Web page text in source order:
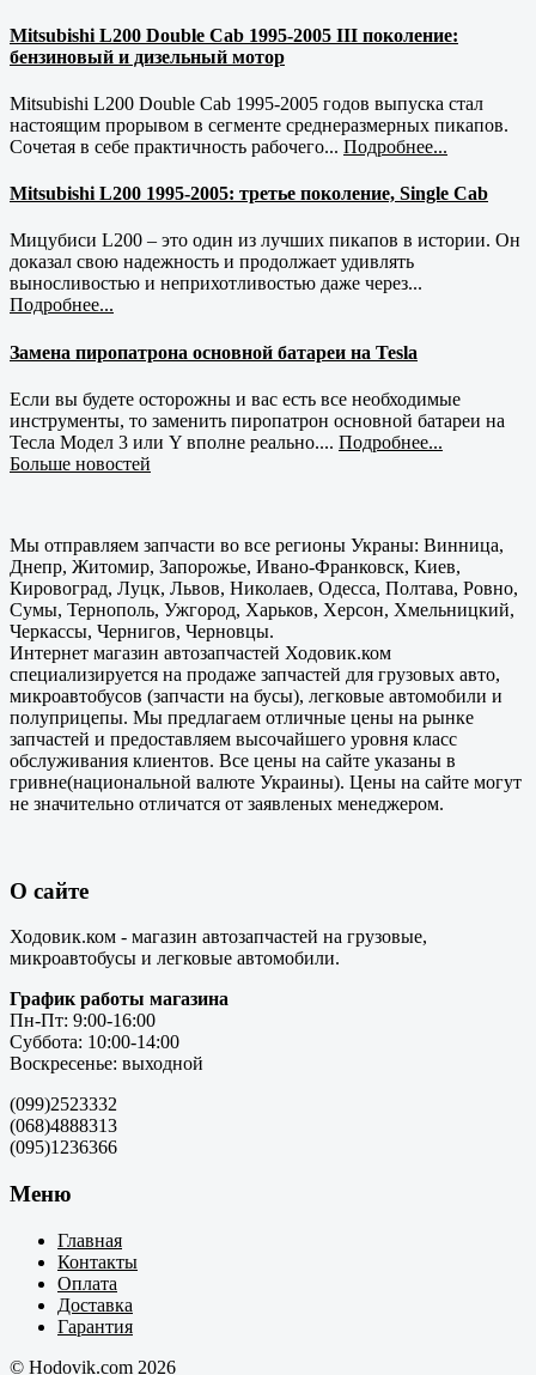
Mitsubishi L200 Double Cab 1995-2005 III поколение:
бензиновый и дизельный мотор
Mitsubishi L200 Double Cab 1995-2005 годов выпуска стал
настоящим прорывом в сегменте среднеразмерных пикапов.
Сочетая в себе практичность рабочего... Подробнее...
Mitsubishi L200 1995-2005: третье поколение, Single Cab
Мицубиси L200 – это один из лучших пикапов в истории. Он
доказал свою надежность и продолжает удивлять
выносливостью и неприхотливостью даже через...
Подробнее...
Замена пиропатрона основной батареи на Tesla
Если вы будете осторожны и вас есть все необходимые
инструменты, то заменить пиропатрон основной батареи на
Тесла Модел 3 или Y вполне реально.... Подробнее...
Больше новостей
Мы отправляем запчасти во все регионы Украны: Винница,
Днепр, Житомир, Запорожье, Ивано-Франковск, Киев,
Кировоград, Луцк, Львов, Николаев, Одесса, Полтава, Ровно,
Сумы, Тернополь, Ужгород, Харьков, Херсон, Хмельницкий,
Черкассы, Чернигов, Черновцы.
Интернет магазин автозапчастей Ходовик.ком
специализируется на продаже запчастей для грузовых авто,
микроавтобусов (запчасти на бусы), легковые автомобили и
полуприцепы. Мы предлагаем отличные цены на рынке
запчастей и предоставляем высочайшего уровня класс
обслуживания клиентов. Все цены на сайте указаны в
гривне(национальной валюте Украины). Цены на сайте могут
не значительно отличатся от заявленых менеджером.
О сайте
Ходовик.ком - магазин автозапчастей на грузовые,
микроавтобусы и легковые автомобили.
График работы магазина
Пн-Пт: 9:00-16:00
Суббота: 10:00-14:00
Воскресенье: выходной
(099)2523332
(068)4888313
(095)1236366
Меню
Главная
Контакты
Оплата
Доставка
Гарантия
© Hodovik.com 2026